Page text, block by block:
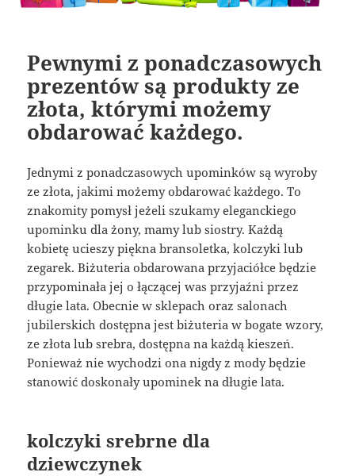
Pewnymi z ponadczasowych
prezentów są produkty ze
złota, którymi możemy
obdarować każdego.
Jednymi z ponadczasowych upominków są wyroby
ze złota, jakimi możemy obdarować każdego. To
znakomity pomysł jeżeli szukamy eleganckiego
upominku dla żony, mamy lub siostry. Każdą
kobietę ucieszy piękna bransoletka, kolczyki lub
zegarek. Biżuteria obdarowana przyjaciółce będzie
przypominała jej o łączącej was przyjaźni przez
długie lata. Obecnie w sklepach oraz salonach
jubilerskich dostępna jest biżuteria w bogate wzory,
ze złota lub srebra, dostępna na każdą kieszeń.
Ponieważ nie wychodzi ona nigdy z mody będzie
stanowić doskonały upominek na długie lata.
kolczyki srebrne dla
dziewczynek